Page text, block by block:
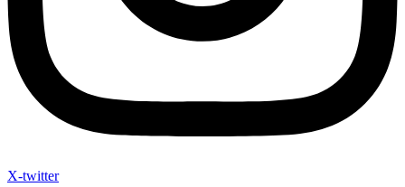
X-twitter